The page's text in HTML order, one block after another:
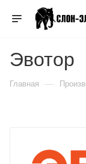
Эвотор
Главная —